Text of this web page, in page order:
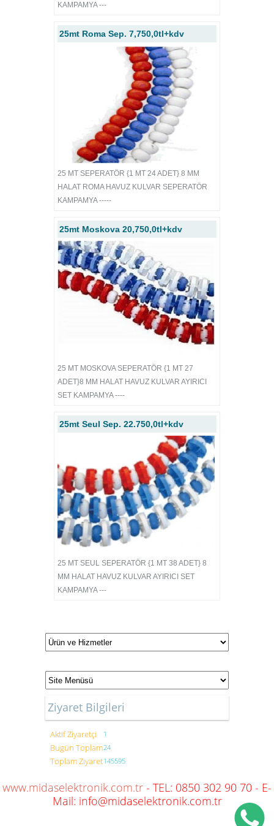
KAMPAMYA ---
25mt Roma Sep. 7,750,0tl+kdv
25 MT SEPERATÖR {1 MT 24 ADET} 8 MM
HALAT ROMA HAVUZ KULVAR SEPERATÖR
KAMPAMYA -----
25mt Moskova 20,750,0tl+kdv
25 MT MOSKOVA SEPERATÖR {1 MT 27
ADET}8 MM HALAT HAVUZ KULVAR AYIRICI
SET KAMPAMYA ----
25mt Seul Sep. 22.750,0tl+kdv
25 MT SEUL SEPERATÖR {1 MT 38 ADET} 8
MM HALAT HAVUZ KULVAR AYIRICI SET
KAMPAMYA ---
Ziyaret Bilgileri
Aktif Ziyaretçi 1
Bugün Toplam24
Toplam Ziyaret145595
www.midaselektronik.com.tr - TEL: 0850 302 90 70 - E-
Mail: info@midaselektronik.com.tr